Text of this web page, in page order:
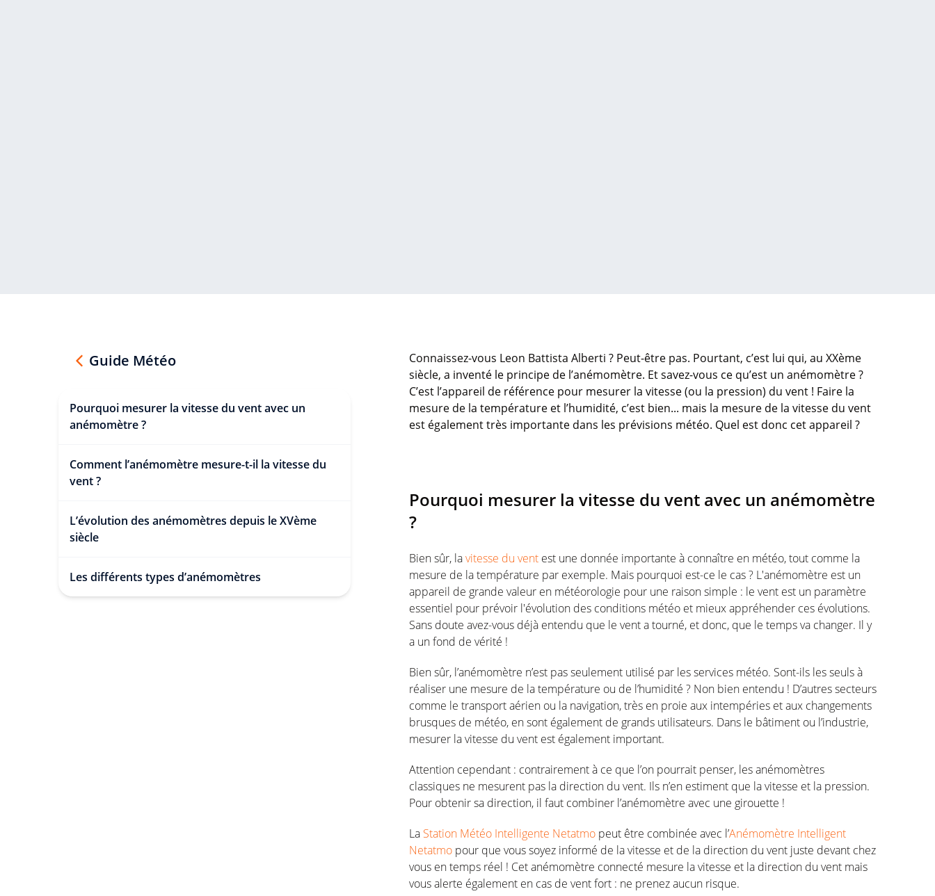
Guide Météo
Pourquoi mesurer la vitesse du vent avec un
anémomètre ?
Comment l’anémomètre mesure-t-il la vitesse du
vent ?
L’évolution des anémomètres depuis le XVème
siècle
Les différents types d’anémomètres
Connaissez-vous Leon Battista Alberti ? Peut-être pas. Pourtant, c’est lui qui, au XXème
siècle, a inventé le principe de l’anémomètre. Et savez-vous ce qu’est un anémomètre ?
C’est l’appareil de référence pour mesurer la vitesse (ou la pression) du vent ! Faire la
mesure de la température et l’humidité, c’est bien... mais la mesure de la vitesse du vent
est également très importante dans les prévisions météo. Quel est donc cet appareil ?
Pourquoi mesurer la vitesse du vent avec un anémomètre
?
Bien sûr, lavitesse du vent est une donnée importante à connaître en météo, tout comme la
mesure de la température par exemple. Mais pourquoi est-ce le cas ? L'anémomètre est un
appareil de grande valeur en météorologie pour une raison simple : le vent est un paramètre
essentiel pour prévoir l'évolution des conditions météo et mieux appréhender ces évolutions.
Sans doute avez-vous déjà entendu que le vent a tourné, et donc, que le temps va changer. Il y
a un fond de vérité !
Bien sûr, l’anémomètre n’est pas seulement utilisé par les services météo. Sont-ils les seuls à
réaliser une mesure de la température ou de l’humidité ? Non bien entendu ! D’autres secteurs
comme le transport aérien ou la navigation, très en proie aux intempéries et aux changements
brusques de météo, en sont également de grands utilisateurs. Dans le bâtiment ou l’industrie,
mesurer la vitesse du vent est également important.
Attention cependant : contrairement à ce que l’on pourrait penser, les anémomètres
classiques ne mesurent pas la direction du vent. Ils n’en estiment que la vitesse et la pression.
Pour obtenir sa direction, il faut combiner l’anémomètre avec une girouette !
La Station Météo Intelligente Netatmo peut être combinée avec l’Anémomètre Intelligent
Netatmo pour que vous soyez informé de la vitesse et de la direction du vent juste devant chez
vous en temps réel ! Cet anémomètre connecté mesure la vitesse et la direction du vent mais
vous alerte également en cas de vent fort : ne prenez aucun risque.